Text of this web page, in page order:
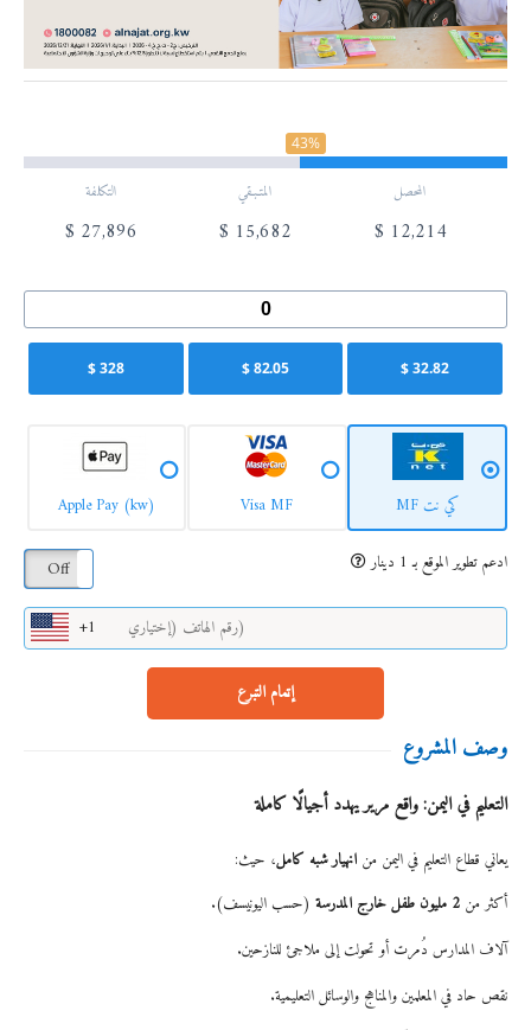
43%
التكلفة
27,896
$
المتـبـقي
15,682
$
المحصل
12,214
$
32.82
$
82.05
$
328
$
كي نت MF Visa MF
Apple Pay (kw)
ادعم تطوير الموقع بـ 1 دينار Off
+1
إتمام التبرع
وصف المشروع
التعليم في اليمن: واقع مرير يهدد أجيالًا كاملة
يعاني قطاع التعليم في اليمن من انهيار شبه كامل، حيث:
أكثر من 2 مليون طفل خارج المدرسة
(حسب اليونيسف).
آلاف المدارس دُمرت أو تحولت إلى ملاجئ للنازحين.
نقص حاد في المعلمين والمناهج والوسائل التعليمية.